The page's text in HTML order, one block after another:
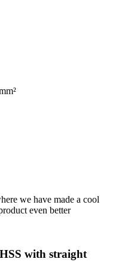
we have made a cool
even better
with straight